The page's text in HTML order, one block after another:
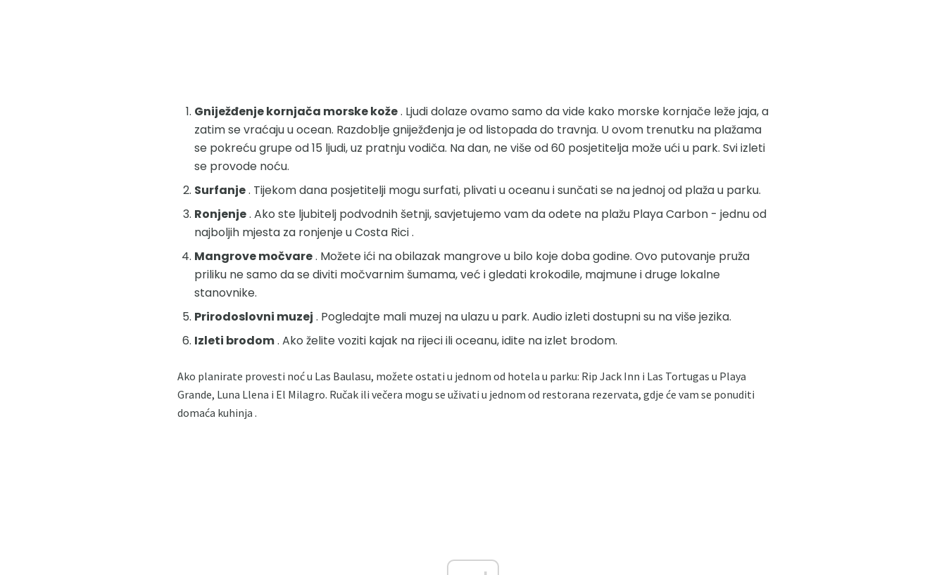
Gniježđenje kornjača morske kože. Ljudi dolaze ovamo samo da vide kako morske kornjače leže jaja, a
zatim se vraćaju u ocean. Razdoblje gniježđenja je od listopada do travnja. U ovom trenutku na plažama
se pokreću grupe od 15 ljudi, uz pratnju vodiča. Na dan, ne više od 60 posjetitelja može ući u park. Svi izleti
se provode noću.
Surfanje. Tijekom dana posjetitelji mogu surfati, plivati ​​u oceanu i sunčati se na jednoj od plaža u parku.
Ronjenje. Ako ste ljubitelj podvodnih šetnji, savjetujemo vam da odete na plažu Playa Carbon - jednu od
najboljih mjesta za ronjenje u Costa Rici .
Mangrove močvare. Možete ići na obilazak mangrove u bilo koje doba godine. Ovo putovanje pruža
priliku ne samo da se diviti močvarnim šumama, već i gledati krokodile, majmune i druge lokalne
stanovnike.
Prirodoslovni muzej . Pogledajte mali muzej na ulazu u park. Audio izleti dostupni su na više jezika.
Izleti brodom. Ako želite voziti kajak na rijeci ili oceanu, idite na izlet brodom.
Ako planirate provesti noć u Las Baulasu, možete ostati u jednom od hotela u parku: Rip Jack Inn i Las Tortugas u Playa
Grande, Luna Llena i El Milagro. Ručak ili večera mogu se uživati ​​u jednom od restorana rezervata, gdje će vam se ponuditi
domaća kuhinja .